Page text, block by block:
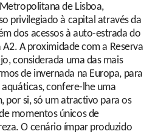
de Lisboa,
privilegiado à capital através da
dos acessos à auto-estrada do
A proximidade com a Reserva
considerada uma das mais
de invernada na Europa, para
aquáticas, confere-lhe uma
por si, só um atractivo para os
momentos únicos de
O cenário ímpar produzido